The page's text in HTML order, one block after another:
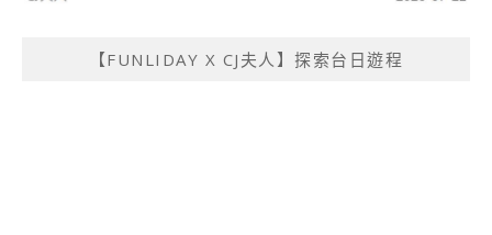
【FUNLIDAY X CJ夫人】探索台日遊程